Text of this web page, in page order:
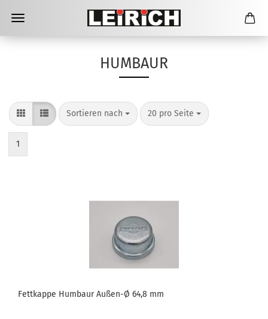
HUMBAUR
Sortieren nach
Sortieren nach 20 pro Seite
pro Seite
1
Fettkappe Humbaur Außen-Ø 64,8 mm